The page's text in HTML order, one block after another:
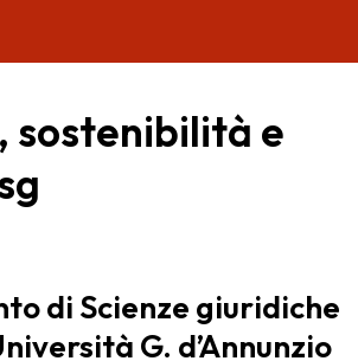
sostenibilità e
di Scienze giuridiche
G. d’Annunzio